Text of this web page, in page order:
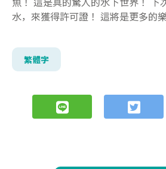
水，來獲得許可證！ 這將是更多的
繁體字